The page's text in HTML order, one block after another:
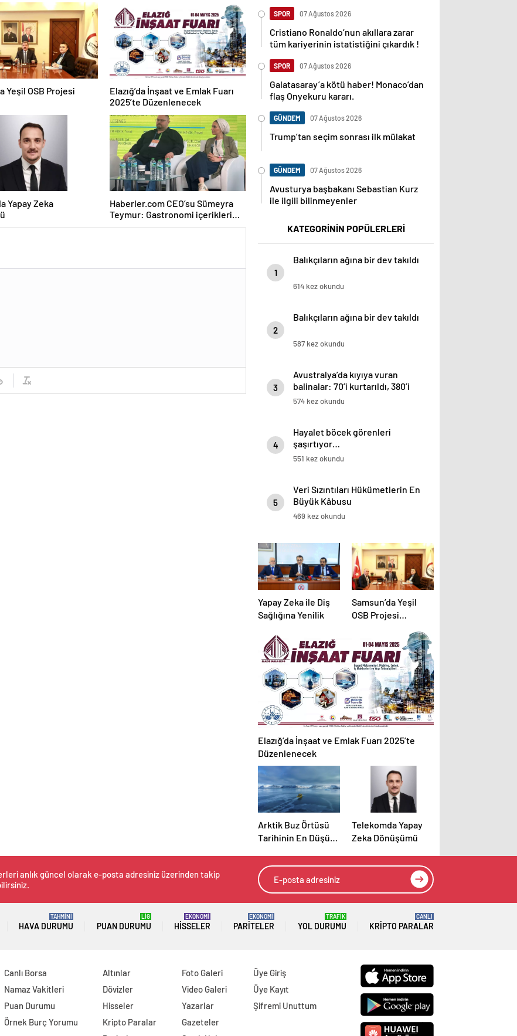
Yeşil OSB Projesi
Elazığ’da İnşaat ve Emlak Fuarı
2025’te Düzenlenecek
Yapay Zeka
Haberler.com CEO’su Sümeyra
Teymur: Gastronomi içerikleri
uzun soluklu
SPOR 07 Ağustos 2026
Cristiano Ronaldo’nun akıllara zarar
tüm kariyerinin istatistiğini çıkardık !
SPOR 07 Ağustos 2026
Galatasaray’a kötü haber! Monaco’dan
flaş Onyekuru kararı.
GÜNDEM 07 Ağustos 2026
Trump’tan seçim sonrası ilk mülakat
GÜNDEM 07 Ağustos 2026
Avusturya başbakanı Sebastian Kurz
ile ilgili bilinmeyenler
KATEGORİNİN POPÜLERLERİ
1
Balıkçıların ağına bir dev takıldı
614 kez okundu
2
Balıkçıların ağına bir dev takıldı
587 kez okundu
3
Avustralya’da kıyıya vuran
balinalar: 70’i kurtarıldı, 380’i
öldü
574 kez okundu
4
Hayalet böcek görenleri
şaşırtıyor…
551 kez okundu
5
Veri Sızıntıları Hükümetlerin En
Büyük Kâbusu
469 kez okundu
Yapay Zeka ile Diş
Sağlığına Yenilik
Samsun’da Yeşil
OSB Projesi
Elazığ’da İnşaat ve Emlak Fuarı 2025’te
Düzenlenecek
Arktik Buz Örtüsü
Tarihinin En Düşük
Telekomda Yapay
Zeka Dönüşümü
anlık güncel olarak e-posta adresiniz üzerinden takip
HAVA DURUMU
TAHMİNİ
PUAN DURUMU
LİG
HISSELER
EKONOMİ
PARITELER
EKONOMİ
YOL DURUMU
TRAFİK
KRIPTO PARALAR
CANLI
Canlı Borsa
Namaz Vakitleri
Puan Durumu
Örnek Burç Yorumu
Altınlar
Dövizler
Hisseler
Kripto Paralar
Foto Galeri
Video Galeri
Yazarlar
Gazeteler
Üye Giriş
Üye Kayıt
Şifremi Unuttum